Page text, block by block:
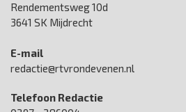
Rendementsweg 10d
3641 SK Mijdrecht
E-mail
redactie@rtvrondevenen.nl
Telefoon Redactie